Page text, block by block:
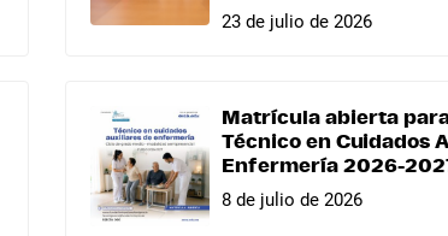
23 de julio de 2026
Matrícula abierta
Técnico en Cuidados
Enfermería 2026-
8 de julio de 2026